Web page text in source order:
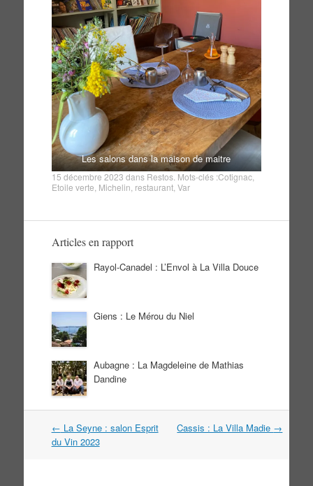
Les salons dans la maison de maitre
15 décembre 2023 dans Restos. Mots-clés :Cotignac,
Etoile verte Michelin restaurant, Var
Articles en rapport
Rayol-Canadel : L’Envol à La Villa Douce
Giens : Le Mérou du Niel
Aubagne : La Magdeleine de Mathias
Dandine
Navigation
dans
← La Seyne : salon Esprit
du Vin 2023
Cassis : La Villa Madie →